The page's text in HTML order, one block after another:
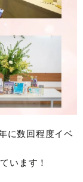
に数回程度イベ
います！